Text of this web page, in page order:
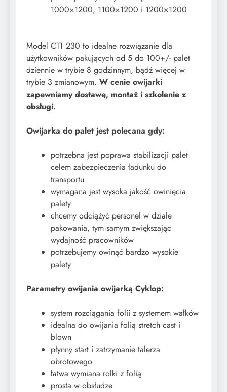
1000×1200, 1100×1200 i 1200×1200
Model CTT 230 to idealne rozwiązanie dla
użytkowników pakujących od 5 do 100+/- palet
dziennie w trybie 8 godzinnym, bądź więcej w
trybie 3 zmianowym. W cenie owijarki
zapewniamy dostawę, montaż i szkolenie z
obsługi.
Owijarka do palet jest polecana gdy:
potrzebna jest poprawa stabilizacji palet
celem zabezpieczenia ładunku do
transportu
wymagana jest wysoka jakość owinięcia
palety
chcemy odciążyć personel w dziale
pakowania, tym samym zwiększając
wydajność pracowników
potrzebujemy owinąć bardzo wysokie
palety
​Parametry owijania owijarką Cyklop:
system rozciągania folii z systemem wałków
idealna do owijania folią stretch cast i
blown
płynny start i zatrzymanie talerza
obrotowego
łatwa wymiana rolki z folią
prosta w obsłudze